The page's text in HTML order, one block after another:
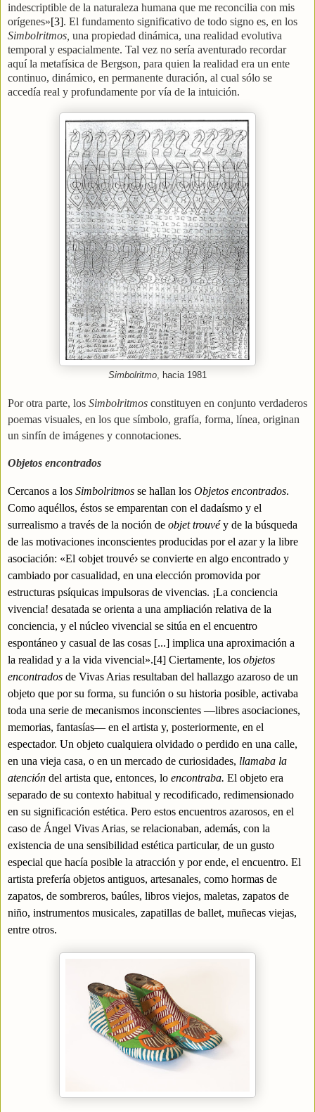
indescriptible de la naturaleza humana que me reconcilia con mis
orígenes»[3]. El fundamento significativo de todo signo es, en los
Simbolritmos, una propiedad dinámica, una realidad evolutiva
temporal y espacialmente. Tal vez no sería aventurado recordar
aquí la metafísica de Bergson, para quien la realidad era un ente
continuo, dinámico, en permanente duración, al cual sólo se
accedía real y profundamente por vía de la intuición.
Simbolritmo, hacia 1981
Por otra parte, los Simbolritmos constituyen en conjunto verdaderos
poemas visuales, en los que símbolo, grafía, forma, línea, originan
un sinfín de imágenes y connotaciones.
Objetos encontrados
Cercanos a los Simbolritmos se hallan los Objetos encontrados.
Como aquéllos, éstos se emparentan con el dadaísmo y el
surrealismo a través de la noción de objettrouvéy de la búsqueda
de las motivaciones inconscientes producidas por el azar y la libre
asociación: «El ‹objet trouvé› se convierte en algo encontrado y
cambiado por casualidad, en una elección promovida por
estructuras psíquicas impulsoras de vivencias. ¡La conciencia
vivencia! desatada se orienta a una ampliación relativa de la
conciencia, y el núcleo vivencial se sitúa en el encuentro
espontáneo y casual de las cosas [...] implica una aproximación a
la realidad y a la vida vivencial».[4] Ciertamente, los objetos
encontrados de Vivas Arias resultaban del hallazgo azaroso de un
objeto que por su forma, su función o su historia posible, activaba
toda una serie de mecanismos inconscientes —libres asociaciones,
memorias, fantasías— en el artista y, posteriormente, en el
espectador. Un objeto cualquiera olvidado o perdido en una calle,
en una vieja casa, o en un mercado de curiosidades, llamaba la
atención del artista que, entonces, lo encontraba. El objeto era
separado de su contexto habitual y recodificado, redimensionado
en su significación estética. Pero estos encuentros azarosos, en el
caso de Ángel Vivas Arias, se relacionaban, además, con la
existencia de una sensibilidad estética particular, de un gusto
especial que hacía posible la atracción y por ende, el encuentro. El
artista prefería objetos antiguos, artesanales, como hormas de
zapatos, de sombreros, baúles, libros viejos, maletas, zapatos de
niño, instrumentos musicales, zapatillas de ballet, muñecas viejas,
entre otros.